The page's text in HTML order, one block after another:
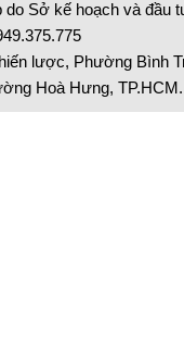
Sở kế hoạch và đầu
lược, Phường Bình
Hoà Hưng,